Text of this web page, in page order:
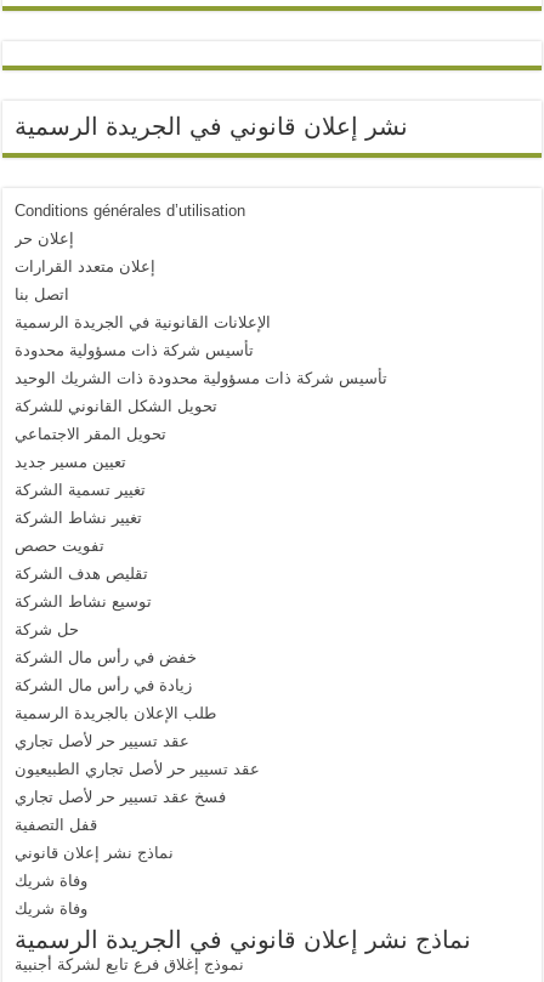
نشر إعلان قانوني في الجريدة الرسمية
Conditions générales d’utilisation
إعلان حر
إعلان متعدد القرارات
اتصل بنا
الإعلانات القانونية في الجريدة الرسمية
تأسيس شركة ذات مسؤولية محدودة
تأسيس شركة ذات مسؤولية محدودة ذات الشريك الوحيد
تحويل الشكل القانوني للشركة
تحويل المقر الاجتماعي
تعيين مسير جديد
تغيير تسمية الشركة
تغيير نشاط الشركة
تفويت حصص
تقليص هدف الشركة
توسيع نشاط الشركة
حل شركة
خفض في رأس مال الشركة
زيادة في رأس مال الشركة
طلب الإعلان بالجريدة الرسمية
عقد تسيير حر لأصل تجاري
عقد تسيير حر لأصل تجاري الطبيعيون
فسخ عقد تسيير حر لأصل تجاري
قفل التصفية
نماذج نشر إعلان قانوني
وفاة شريك
وفاة شريك
نماذج نشر إعلان قانوني في الجريدة الرسمية
نموذج إغلاق فرع تابع لشركة أجنبية